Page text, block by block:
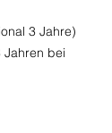
3 Jahre)
bei